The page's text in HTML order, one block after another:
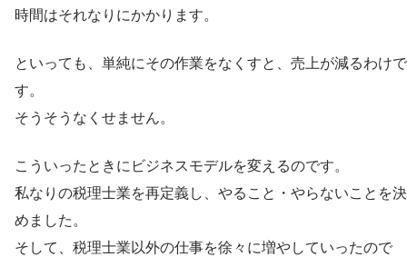
時間はそれなりにかかります。
といっても、単純にその作業をなくすと、売上が減るわけで
す。
そうそうなくせません。
こういったときにビジネスモデルを変えるのです。
私なりの税理士業を再定義し、やること・やらないことを決
めました。
そして、税理士業以外の仕事を徐々に増やしていったので